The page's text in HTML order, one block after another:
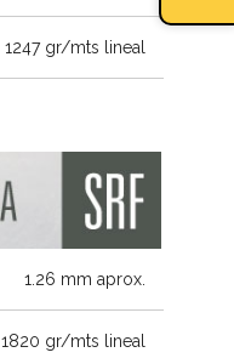
1247 gr/mts lineal
1.26 mm aprox.
1820 gr/mts lineal